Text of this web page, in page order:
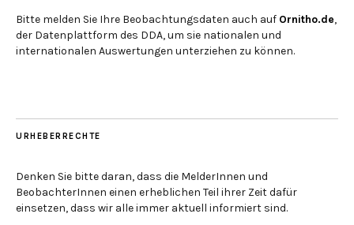
Bitte melden Sie Ihre Beobachtungsdaten auch auf Ornitho.de,
der Datenplattform des DDA, um sie nationalen und
internationalen Auswertungen unterziehen zu können.
URHEBERRECHTE
Denken Sie bitte daran, dass die MelderInnen und
BeobachterInnen einen erheblichen Teil ihrer Zeit dafür
einsetzen, dass wir alle immer aktuell informiert sind.